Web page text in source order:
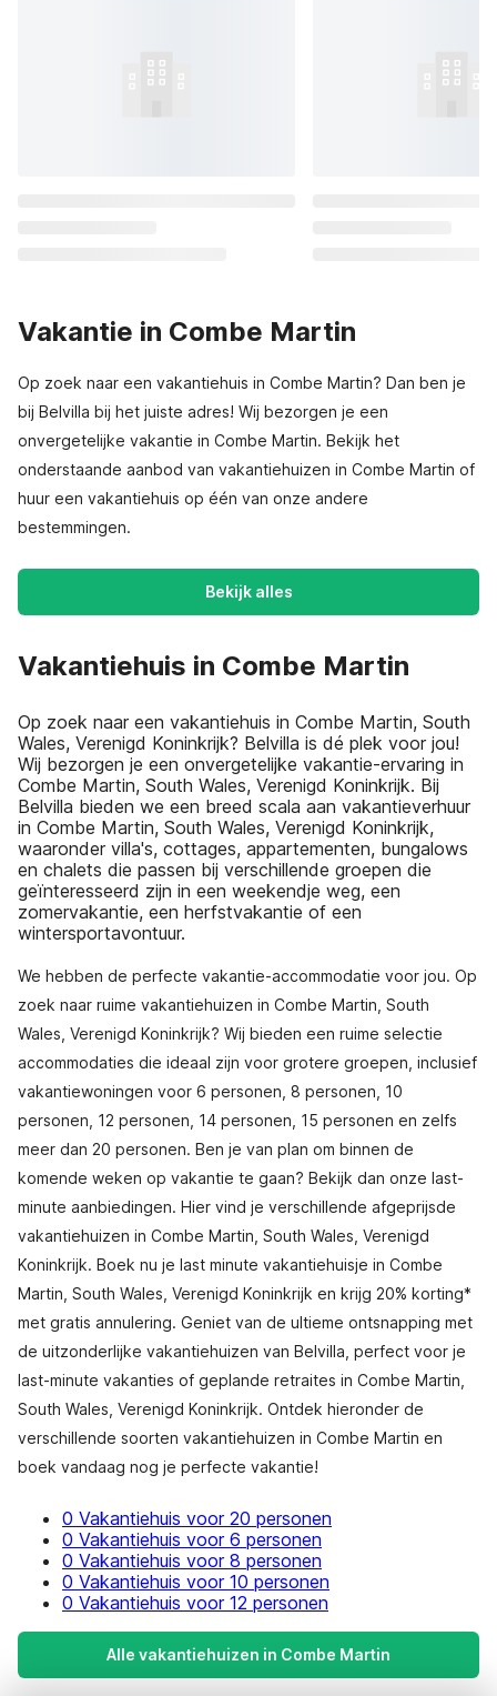
Vakantie in Combe Martin
Op zoek naar een vakantiehuis in Combe Martin? Dan ben je
bij Belvilla bij het juiste adres! Wij bezorgen je een
onvergetelijke vakantie in Combe Martin. Bekijk het
onderstaande aanbod van vakantiehuizen in Combe Martin of
huur een vakantiehuis op één van onze andere
bestemmingen.
Bekijk alles
Vakantiehuis in Combe Martin
Op zoek naar een vakantiehuis in Combe Martin, South
Wales, Verenigd Koninkrijk? Belvilla is dé plek voor jou!
Wij bezorgen je een onvergetelijke vakantie-ervaring in
Combe Martin, South Wales, Verenigd Koninkrijk. Bij
Belvilla bieden we een breed scala aan vakantieverhuur
in Combe Martin, South Wales, Verenigd Koninkrijk,
waaronder villa's, cottages, appartementen, bungalows
en chalets die passen bij verschillende groepen die
geïnteresseerd zijn in een weekendje weg, een
zomervakantie, een herfstvakantie of een
wintersportavontuur.
We hebben de perfecte vakantie-accommodatie voor jou. Op
zoek naar ruime vakantiehuizen in Combe Martin, South
Wales, Verenigd Koninkrijk? Wij bieden een ruime selectie
accommodaties die ideaal zijn voor grotere groepen, inclusief
vakantiewoningen voor 6 personen, 8 personen, 10
personen, 12 personen, 14 personen, 15 personen en zelfs
meer dan 20 personen. Ben je van plan om binnen de
komende weken op vakantie te gaan? Bekijk dan onze last-
minute aanbiedingen. Hier vind je verschillende afgeprijsde
vakantiehuizen in Combe Martin, South Wales, Verenigd
Koninkrijk. Boek nu je last minute vakantiehuisje in Combe
Martin, South Wales, Verenigd Koninkrijk en krijg 20% korting*
met gratis annulering. Geniet van de ultieme ontsnapping met
de uitzonderlijke vakantiehuizen van Belvilla, perfect voor je
last-minute vakanties of geplande retraites in Combe Martin,
South Wales, Verenigd Koninkrijk. Ontdek hieronder de
verschillende soorten vakantiehuizen in Combe Martin en
boek vandaag nog je perfecte vakantie!
0 Vakantiehuis voor 20 personen
0 Vakantiehuis voor 6 personen
0 Vakantiehuis voor 8 personen
0 Vakantiehuis voor 10 personen
0 Vakantiehuis voor 12 personen
Alle vakantiehuizen in Combe Martin